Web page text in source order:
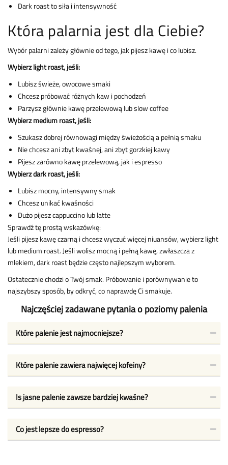
Dark roast to siła i intensywność
Która palarnia jest dla Ciebie?
Wybór palarni zależy głównie od tego, jak pijesz kawę i co lubisz.
Wybierz light roast, jeśli:
Lubisz świeże, owocowe smaki
Chcesz próbować różnych kaw i pochodzeń
Parzysz głównie kawę przelewową lub slow coffee
Wybierz medium roast, jeśli:
Szukasz dobrej równowagi między świeżością a pełnią smaku
Nie chcesz ani zbyt kwaśnej, ani zbyt gorzkiej kawy
Pijesz zarówno kawę przelewową, jak i espresso
Wybierz dark roast, jeśli:
Lubisz mocny, intensywny smak
Chcesz unikać kwaśności
Dużo pijesz cappuccino lub latte
Sprawdź tę prostą wskazówkę:
Jeśli pijesz kawę czarną i chcesz wyczuć więcej niuansów, wybierz light
lub medium roast. Jeśli wolisz mocną i pełną kawę, zwłaszcza z
mlekiem, dark roast będzie często najlepszym wyborem.
Ostatecznie chodzi o Twój smak. Próbowanie i porównywanie to
najszybszy sposób, by odkryć, co naprawdę Ci smakuje.
Najczęściej zadawane pytania o poziomy palenia
Które palenie jest najmocniejsze?
Które palenie zawiera najwięcej kofeiny?
Is jasne palenie zawsze bardziej kwaśne?
Co jest lepsze do espresso?